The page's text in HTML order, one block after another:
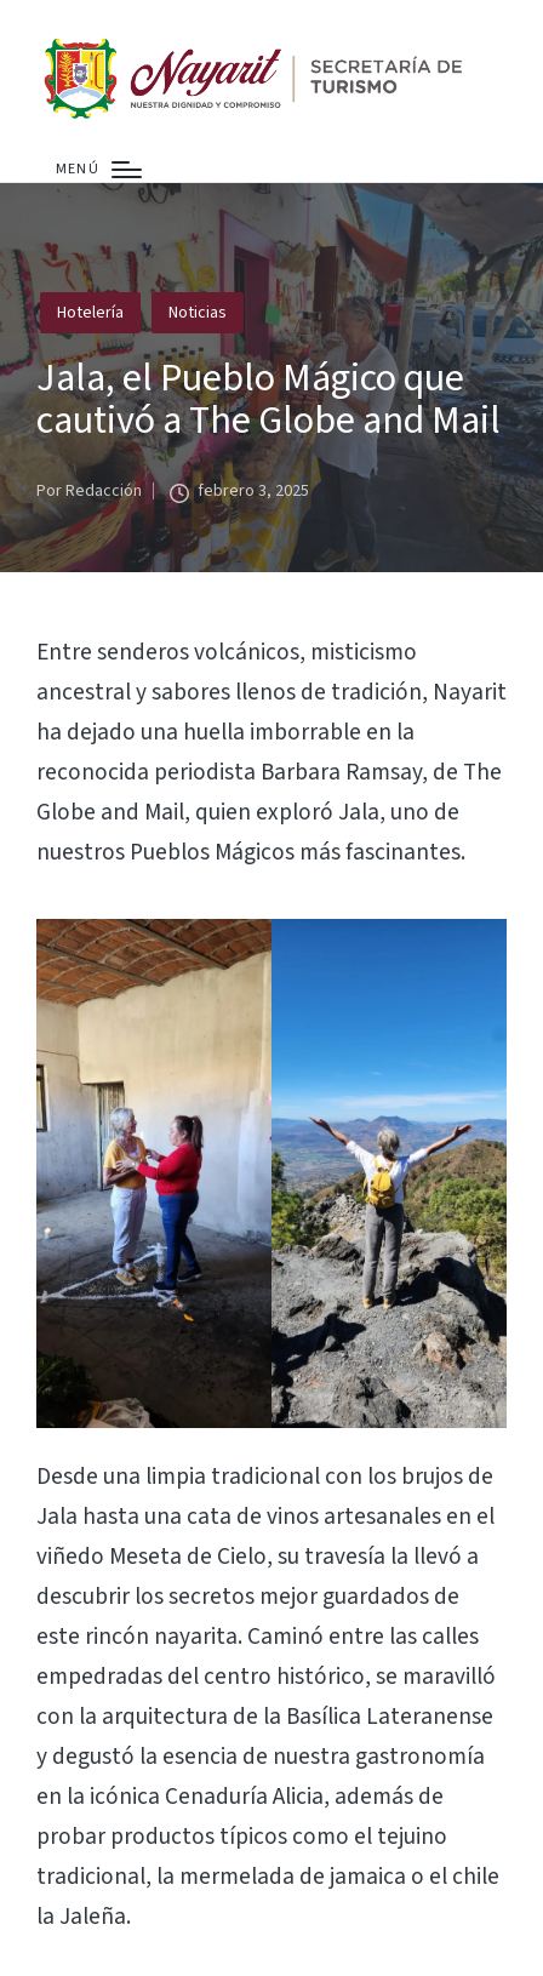
MENÚ
Publicado
en
Hotelería Noticias
Jala, el Pueblo Mágico que
cautivó a The Globe and Mail
Publicado
por
PorRedacción febrero 3, 2025
Entre senderos volcánicos, misticismo
ancestral y sabores llenos de tradición, Nayarit
ha dejado una huella imborrable en la
reconocida periodista Barbara Ramsay, de The
Globe and Mail, quien exploró Jala, uno de
nuestros Pueblos Mágicos más fascinantes.
Desde una limpia tradicional con los brujos de
Jala hasta una cata de vinos artesanales en el
viñedo Meseta de Cielo, su travesía la llevó a
descubrir los secretos mejor guardados de
este rincón nayarita. Caminó entre las calles
empedradas del centro histórico, se maravilló
con la arquitectura de la Basílica Lateranense
y degustó la esencia de nuestra gastronomía
en la icónica Cenaduría Alicia, además de
probar productos típicos como el tejuino
tradicional, la mermelada de jamaica o el chile
la Jaleña.